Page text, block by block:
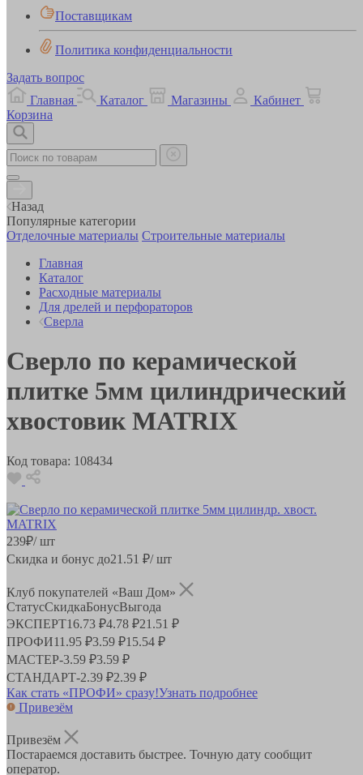
Поставщикам
Политика конфиденциальности
Задать вопрос
Главная
Каталог Магазины
Кабинет
Корзина
Назад
Популярные категории
Отделочные материалы Строительные материалы
Главная
Каталог
Расходные материалы
Для дрелей и перфораторов
Сверла
Сверло по керамической
плитке 5мм цилиндрический
хвостовик MATRIX
Код товара: 108434
239₽/ шт
Скидка и бонус до21.51 ₽/ шт
Клуб покупателей «Ваш Дом»
СтатусСкидкаБонусВыгода
ЭКСПЕРТ16.73 ₽4.78 ₽21.51 ₽
ПРОФИ11.95 ₽3.59 ₽15.54 ₽
МАСТЕР-3.59 ₽3.59 ₽
СТАНДАРТ-2.39 ₽2.39 ₽
Как стать «ПРОФИ» сразу!Узнать подробнее
Привезём
Привезём
Постараемся доставить быстрее. Точную дату сообщит
оператор.